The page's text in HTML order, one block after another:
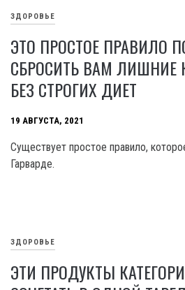
ЗДОРОВЬЕ
ЭТО ПРОСТОЕ ПРАВИЛО
СБРОСИТЬ ВАМ
БЕЗ СТРОГИХ ДИЕТ
19 АВГУСТА, 2021
Существует простое правило,
Гарварде.
ЗДОРОВЬЕ
ЭТИ ПРОДУКТЫ